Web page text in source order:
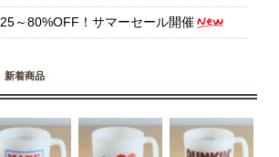
25～80%OFF！サマーセール開催
新着商品